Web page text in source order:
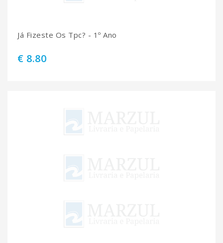
Já Fizeste Os Tpc? - 1º Ano
€ 8.80